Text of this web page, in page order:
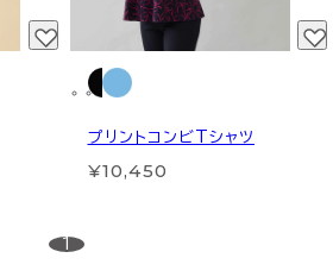
プリントコンビTシャツ
¥10,450
1